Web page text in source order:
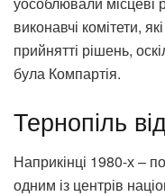
виконавчі комітети,
прийнятті рішень,
була Компартія.
Тернопіль
Наприкінці 1980-х –
одним із центрів